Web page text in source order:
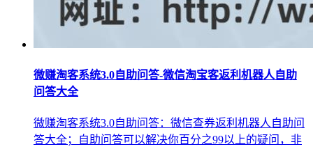
微赚淘客系统3.0自助问答-微信淘宝客返利机器人自助
问答大全
微赚淘客系统3.0自助问答：微信查券返利机器人自助问
答大全；自助问答可以解决你百分之99以上的疑问，非